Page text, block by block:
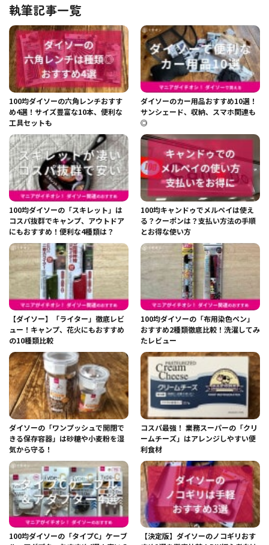
執筆記事一覧
100均ダイソーの六角レンチおすす
め4選！サイズ豊富な10本、便利な
工具セットも
ダイソーのカー用品おすすめ10選！
サンシェード、収納、スマホ関連も
◎
100均ダイソーの「スキレット」は
コスパ抜群でキャンプ、アウトドア
にもおすすめ！便利な4種類は？
100均キャンドゥでメルペイは使え
る？クーポンは？支払い方法の手順
とお得な使い方
【ダイソー】「ライター」徹底レビ
ュー！キャンプ、花火にもおすすめ
の10種類比較
100均ダイソーの「布用染色ペン」
おすすめ2種類徹底比較！洗濯してみ
たレビュー
ダイソーの「ワンプッシュで開閉で
きる保存容器」は砂糖や小麦粉を湿
気から守る！
コスパ最強！ 業務スーパーの「クリ
ームチーズ」はアレンジしやすい便
利食材
100均ダイソーの「タイプC」ケーブ
【決定版】ダイソーのノコギリおす